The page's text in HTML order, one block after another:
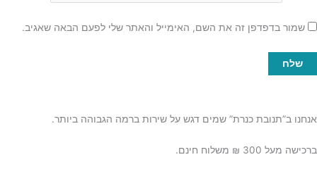
שמור בדפדפן זה את השם, האימייל והאתר שלי לפעם הבאה שאגיב.
אנחנו ב”תנובת כנרת” שמים דגש על שירות ברמה הגבוהה ביותר.
ברכישה מעל 300 ₪ משלוח חינם.